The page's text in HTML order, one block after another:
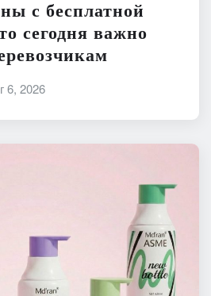
с бесплатной
сегодня важно
6, 2026